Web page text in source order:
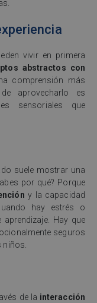
vivir en primera
abstractos con
comprensión más
aprovecharlo es
sensoriales que
suele mostrar una
por qué? Porque
y la capacidad
hay estrés o
Hay que
seguros
niños.
de la interacción